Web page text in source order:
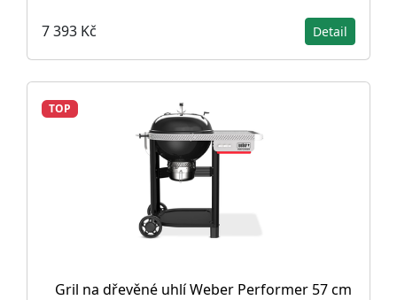
7 393 Kč Detail
TOP
Gril na dřevěné uhlí Weber Performer 57 cm